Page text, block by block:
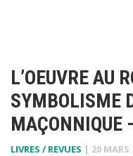
L’OEUVRE AU
SYMBOLISME
MAÇONNIQUE
LIVRES / REVUES | 20 MARS